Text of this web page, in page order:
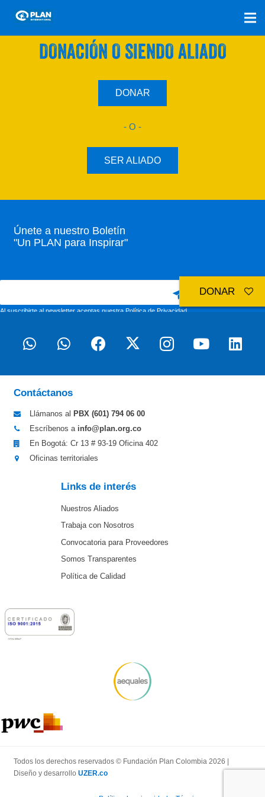
SÚMATE A NUESTRO PLAN CON UNA
DONACIÓN O SIENDO ALIADO
DONAR
- O -
SER ALIADO
Únete a nuestro Boletín
"Un PLAN para Inspirar"
Al suscribirte al newsletter aceptas nuestraPolítica de Privacidad
Contáctanos
Llámanos al PBX (601) 794 06 00
Escríbenos a info@plan.org.co
En Bogotá: Cr 13 # 93-19 Oficina 402
Oficinas territoriales
Links de interés
Nuestros Aliados
Trabaja con Nosotros
Convocatoria para Proveedores
Somos Transparentes
Política de Calidad
Todos los derechos reservados © Fundación Plan Colombia 2026 |
Diseño y desarrollo UZER.co
DONAR